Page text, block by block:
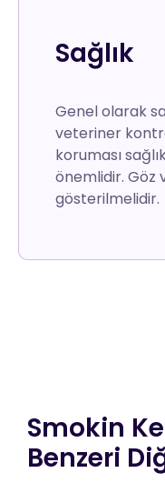
Sağlık
Genel olarak
veteriner
koruması
önemlidir. Göz
gösterilmelidir.
Smokin
Benzeri